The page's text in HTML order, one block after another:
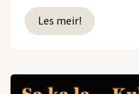
Les meir!